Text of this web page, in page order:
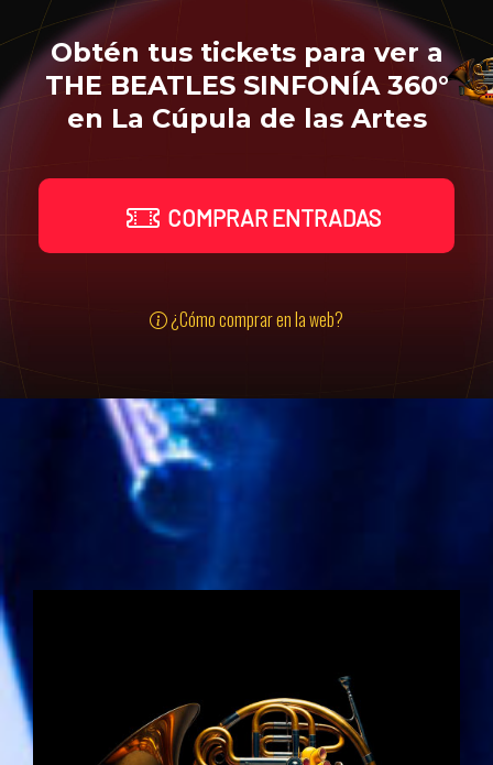
Obtén tus tickets para ver a
THE BEATLES SINFONÍA 360°
en La Cúpula de las Artes
COMPRAR ENTRADAS
¿Cómo comprar en la web?